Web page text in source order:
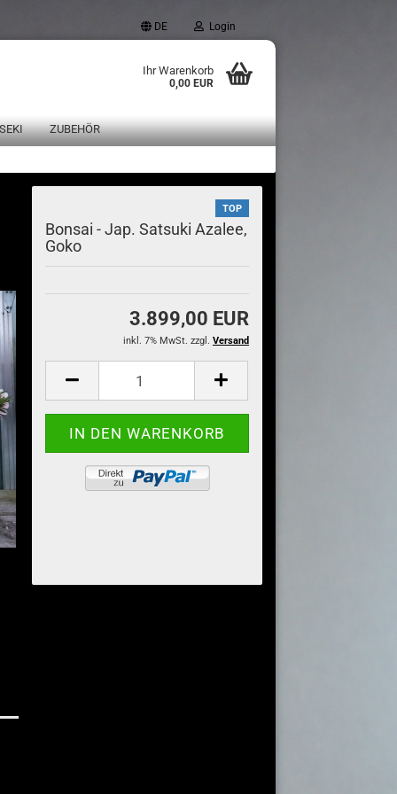
DE Login
Ihr Warenkorb
0,00 EUR
ZUBEHÖR
TOP
Bonsai - Jap. Satsuki Azalee,
Goko
3.899,00 EUR
inkl. 7% MwSt. zzgl. Versand